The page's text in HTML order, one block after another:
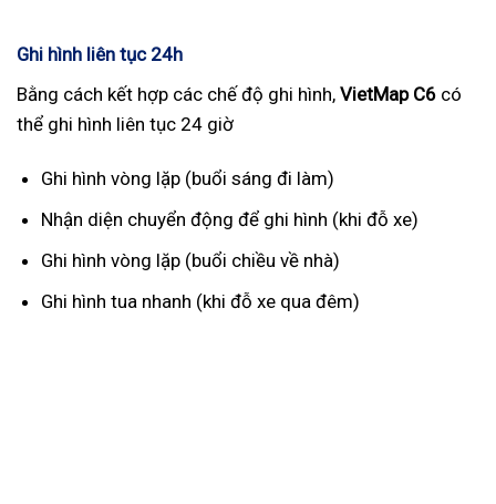
Ghi hình liên tục 24h
Bằng cách kết hợp các chế độ ghi hình, VietMap C6 có
thể ghi hình liên tục 24 giờ
Ghi hình vòng lặp (buổi sáng đi làm)
Nhận diện chuyển động để ghi hình (khi đỗ xe)
Ghi hình vòng lặp (buổi chiều về nhà)
Ghi hình tua nhanh (khi đỗ xe qua đêm)